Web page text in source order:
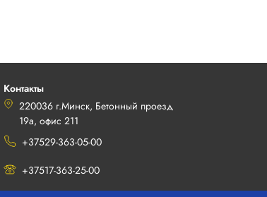
Контакты
220036 г.Минск, Бетонный проезд
19а, офис 211
+37529-363-05-00
+37517-363-25-00